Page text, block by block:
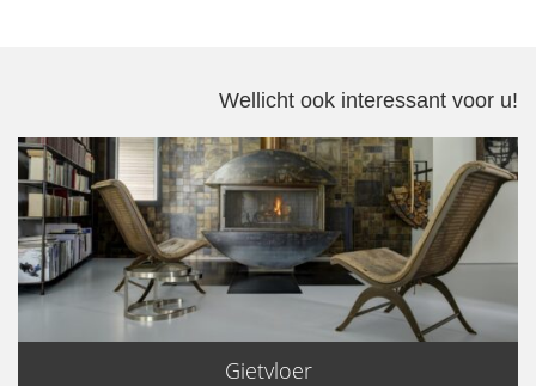
Wellicht ook interessant voor u!
Gietvloer